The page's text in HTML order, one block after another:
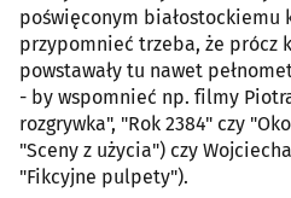
poświęconym białostockiemu
przypomnieć trzeba, że prócz
powstawały tu nawet
- by wspomnieć np. filmy
rozgrywka", "Rok 2384" czy
"Sceny z użycia") czy
"Fikcyjne pulpety").